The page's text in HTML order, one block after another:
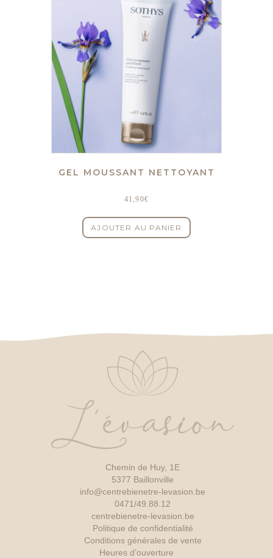
GEL MOUSSANT NETTOYANT
41,90€
AJOUTER AU PANIER
Chemin de Huy, 1E
5377 Baillonville
info@centrebienetre-levasion.be
0471/49.88.12
centrebienetre-levasion.be
Politique de confidentialité
Conditions générales de vente
Heures d’ouverture